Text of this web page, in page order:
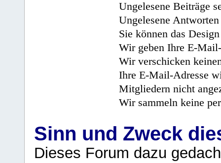
Ungelesene Beiträge
Ungelesene
Sie können das
Wir geben Ihre E-
Wir verschicken
Ihre E-Mail-Adresse
Mitgliedern nicht
Wir sammeln keine
Sinn und Zweck
Dieses Forum dazu